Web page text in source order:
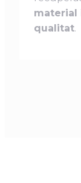
material
qualitat.